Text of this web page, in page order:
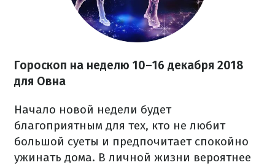
Гороскоп на неделю 10–16 декабря 2018
для Овна
Начало новой недели будет
благоприятным для тех, кто не любит
большой суеты и предпочитает спокойно
ужинать дома. В личной жизни вероятнее